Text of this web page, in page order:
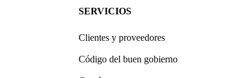
SERVICIOS
Clientes y proveedores
Código del buen gobierno